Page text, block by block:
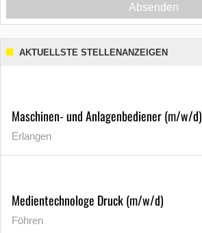
Absenden
AKTUELLSTE STELLENANZEIGEN
Maschinen- und Anlagenbediener (m/w/d)
Erlangen
Medientechnologe Druck (m/w/d)
Föhren